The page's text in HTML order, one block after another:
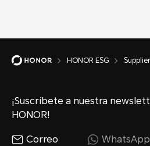
HONOR ESG
¡Suscríbete a nuestra
HONOR!
Correo WhatsApp